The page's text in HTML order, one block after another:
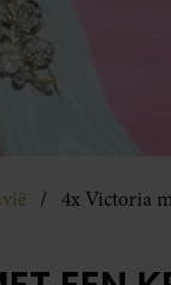
4x Victoria